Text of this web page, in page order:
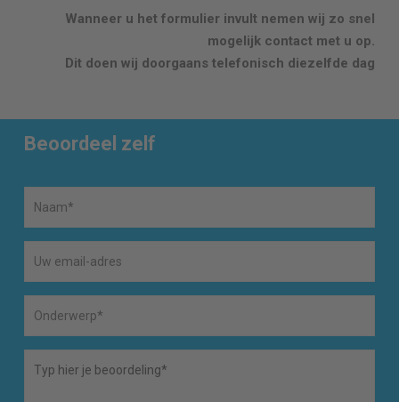
Wanneer u het formulier invult nemen wij zo snel
mogelijk contact met u op.
Dit doen wij doorgaans telefonisch diezelfde dag
Beoordeel zelf